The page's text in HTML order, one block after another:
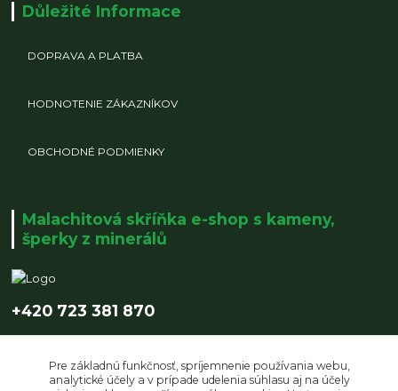
Důležité Informace
DOPRAVA A PLATBA
HODNOTENIE ZÁKAZNÍKOV
OBCHODNÉ PODMIENKY
Malachitová skříňka e-shop s kameny,
šperky z minerálů
+420 723 381 870
Pre základnú funkčnosť, spríjemnenie používania webu,
analytické účely a v prípade udelenia súhlasu aj na účely